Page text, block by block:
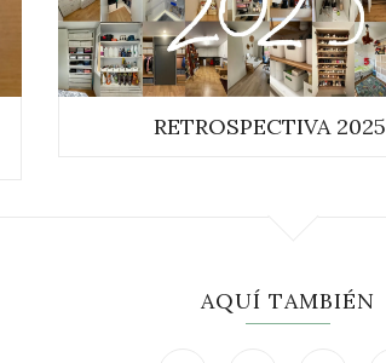
RETROSPECTIVA 2025
AQUÍ TAMBIÉN